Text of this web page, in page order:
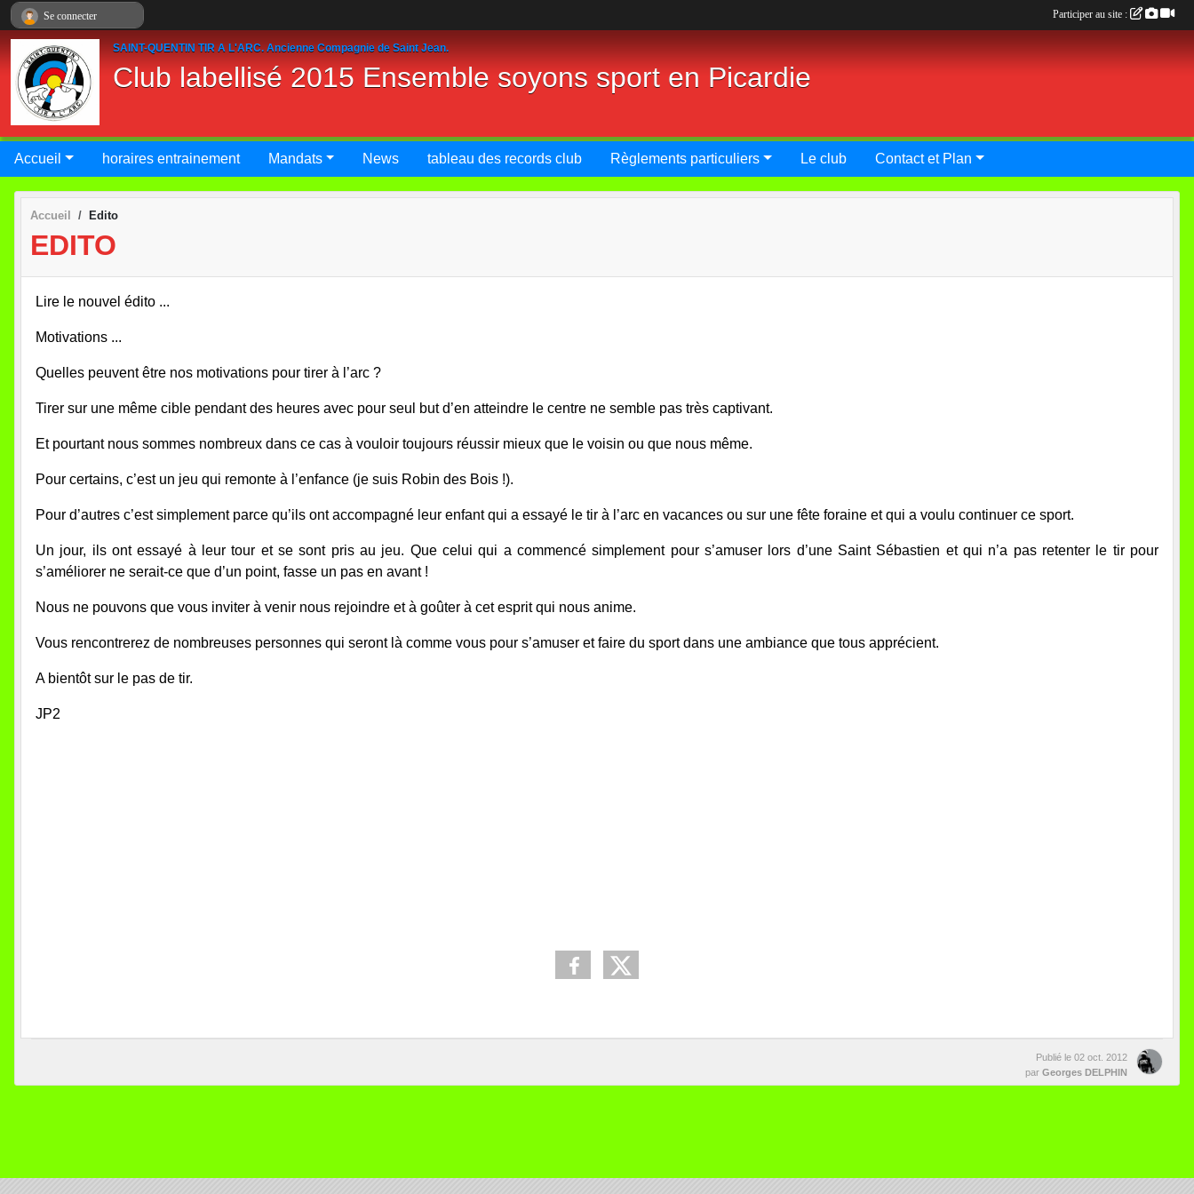
SAINT-QUENTIN TIR A L'ARC. Ancienne Compagnie de Saint Jean.
Club labellisé 2015 Ensemble soyons sport en Picardie
Accueil horaires entrainement Mandats News tableau des records club Règlements particuliers Le club Contact et Plan
Accueil Edito
EDITO
Lire le nouvel édito ...
Motivations ...
Quelles peuvent être nos motivations pour tirer à l’arc ?
Tirer sur une même cible pendant des heures avec pour seul but d’en atteindre le centre ne semble pas très captivant.
Et pourtant nous sommes nombreux dans ce cas à vouloir toujours réussir mieux que le voisin ou que nous même.
Pour certains, c’est un jeu qui remonte à l’enfance (je suis Robin des Bois !).
Pour d’autres c’est simplement parce qu’ils ont accompagné leur enfant qui a essayé le tir à l’arc en vacances ou sur une fête foraine et qui a voulu continuer ce sport.
Un jour, ils ont essayé à leur tour et se sont pris au jeu. Que celui qui a commencé simplement pour s’amuser lors d’une Saint Sébastien et qui n’a pas retenter le tir pour
s’améliorer ne serait-ce que d’un point, fasse un pas en avant !
Nous ne pouvons que vous inviter à venir nous rejoindre et à goûter à cet esprit qui nous anime.
Vous rencontrerez de nombreuses personnes qui seront là comme vous pour s’amuser et faire du sport dans une ambiance que tous apprécient.
A bientôt sur le pas de tir.
JP2
Publié le 02 oct. 2012
par Georges DELPHIN
Se connecter Participer au site :
Panneau de gestion des cookies